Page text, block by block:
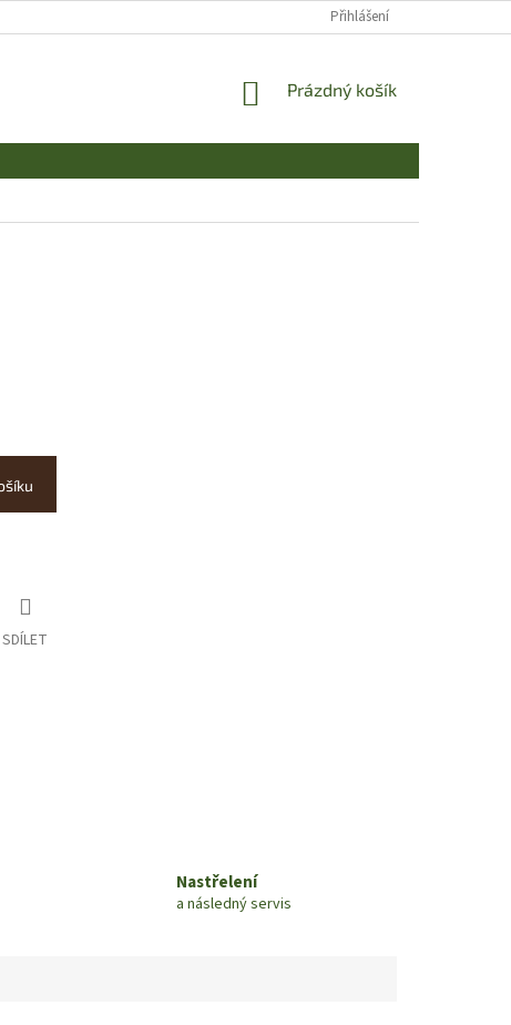
Přihlášení
NÁKUPNÍ
Prázdný košík
SDÍLET
Nastřelení
a následný servis